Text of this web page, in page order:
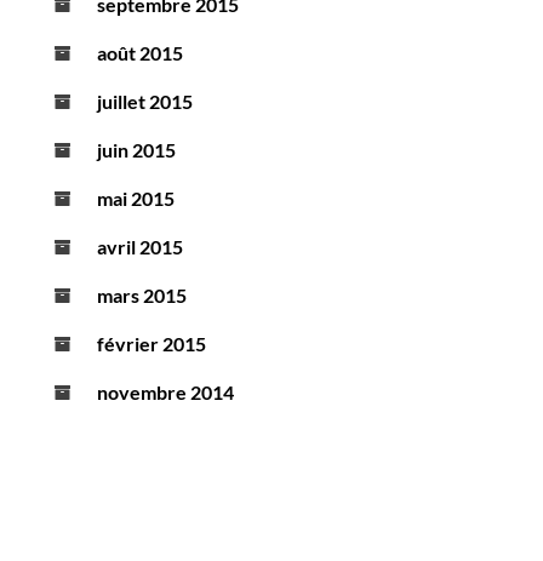
août 2015
juillet 2015
juin 2015
mai 2015
avril 2015
mars 2015
février 2015
novembre 2014